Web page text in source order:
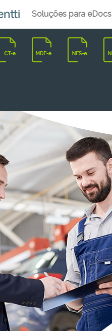
Soluções para eDocs